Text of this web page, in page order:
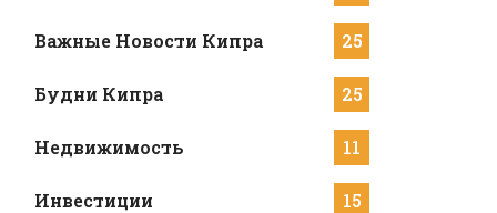
Важные Новости Кипра 25
Будни Кипра 25
Недвижимость 11
Инвестиции 15